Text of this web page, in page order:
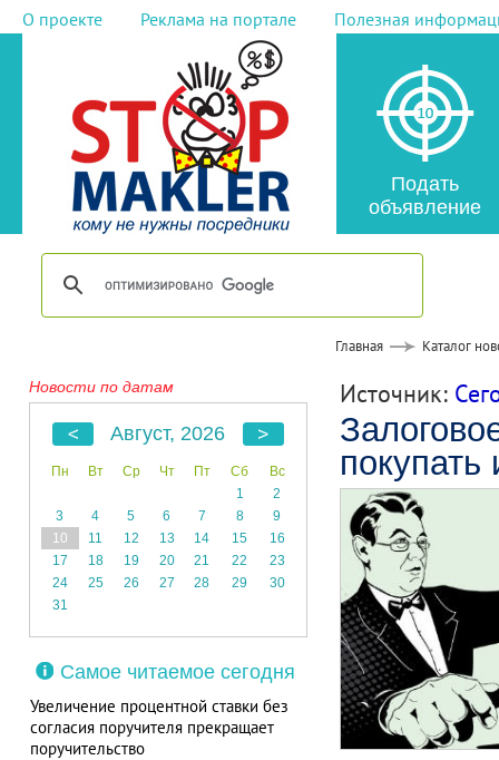
О проекте Реклама на портале Полезная
Подать
объявление
Главная Каталог
Новости по датам
Август, 2026
Пн Вт Ср Чт Пт Сб
Вс
1
2
3
4 5 6 7 8
9
10
11 12 13 14 15
16
17
18 19 20 21 22
23
24
25 26 27 28 29
30
31
Самое читаемое сегодня
Увеличение процентной ставки без
согласия поручителя прекращает
поручительство
Источник:
покупать